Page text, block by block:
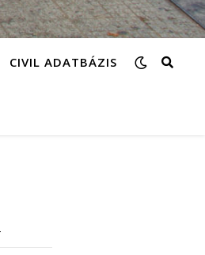
CIVIL ADATBÁZIS